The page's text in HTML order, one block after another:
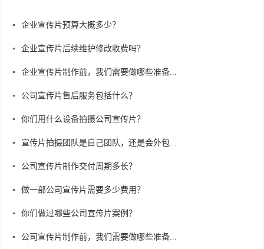
企业宣传片预算大概多少？
企业宣传片后续维护修改收费吗？
企业宣传片制作前，我们需要做哪些准备...
公司宣传片售后服务包括什么？
你们用什么设备拍摄公司宣传片？
宣传片拍摄团队是自己团队，还是会外包...
公司宣传片制作交付周期多长？
做一部公司宣传片需要多少费用？
你们做过哪些公司宣传片案例？
公司宣传片制作前，我们需要做哪些准备...